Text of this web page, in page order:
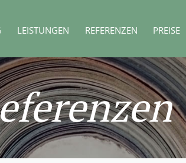
LEISTUNGEN REFERENZEN PREISE